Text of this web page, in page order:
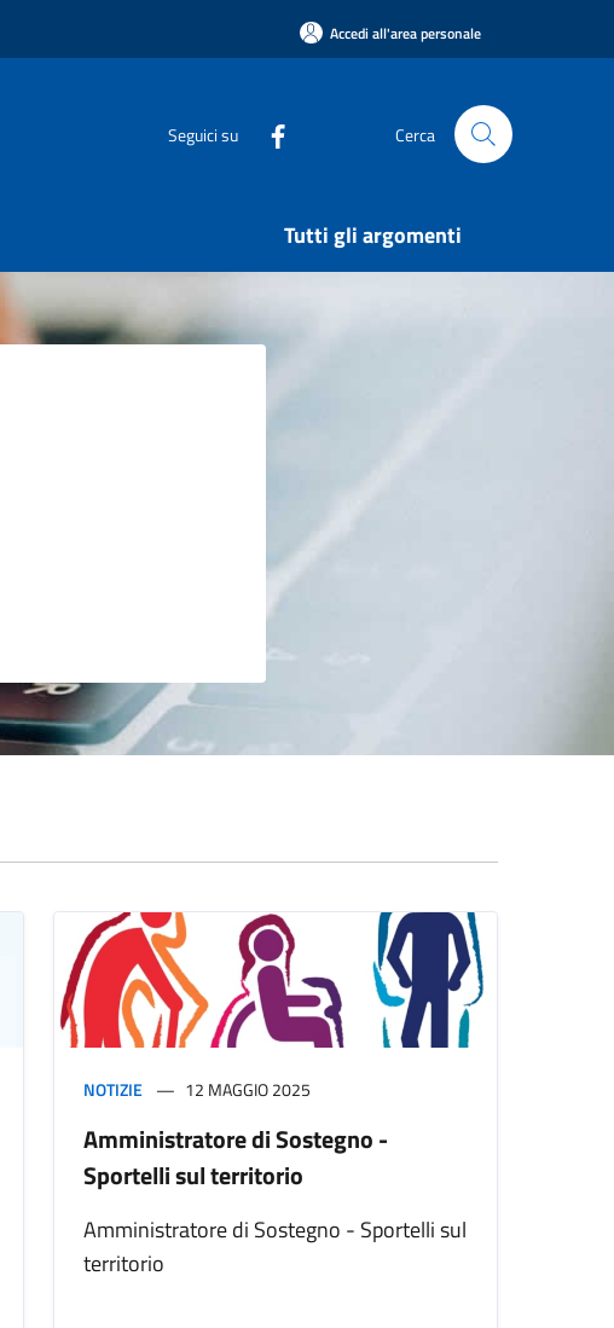
Accedi all'area personale
Seguici su Cerca
Tutti gli argomenti
NOTIZIE 12 MAGGIO 2025
Amministratore di Sostegno -
Sportelli sul territorio
Amministratore di Sostegno - Sportelli sul
territorio